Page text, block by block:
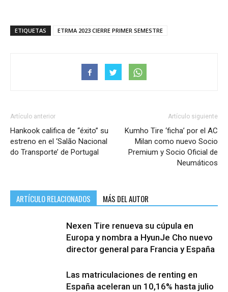
ETIQUETAS ETRMA 2023 CIERRE PRIMER SEMESTRE
Artículo anterior
Hankook califica de “éxito” su
estreno en el ‘Salão Nacional
do Transporte’ de Portugal
Artículo siguiente
Kumho Tire ‘ficha’ por el AC
Milan como nuevo Socio
Premium y Socio Oficial de
Neumáticos
ARTÍCULO RELACIONADOS MÁS DEL AUTOR
Nexen Tire renueva su cúpula en
Europa y nombra a HyunJe Cho nuevo
director general para Francia y España
Las matriculaciones de renting en
España aceleran un 10,16% hasta julio